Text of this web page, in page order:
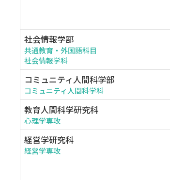
社会情報学部
共通教育・外国語科目
社会情報学科
コミュニティ人間科学部
コミュニティ人間科学科
教育人間科学研究科
心理学専攻
経営学研究科
経営学専攻